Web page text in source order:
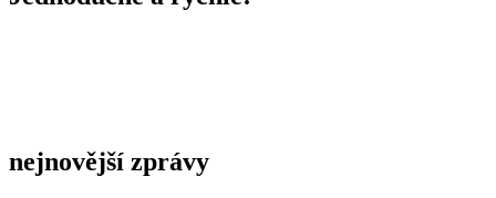
nejnovější zprávy